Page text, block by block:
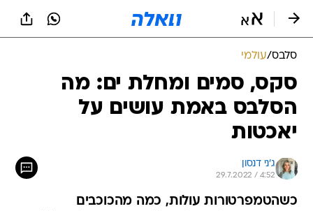
סלבס/עולמי
סקס, סמים ומחלת ים: מה
הסלבס באמת עושים על
יאכטות
ג'ני דנסון
29.7.2022 / 4:52
כשהטמפרטורות עולות, כמה מהכוכבים